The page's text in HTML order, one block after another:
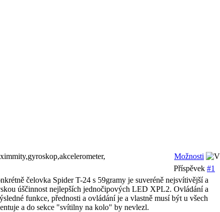
Možnosti
Příspěvek #1
čelovka Spider T-24 s 59gramy je suveréně nejsvítivější a
úščinnost nejlepších jednočipových LED XPL2. Ovládání a
funkce, přednosti a ovládání je a vlastně musí být u všech
a do sekce "svítilny na kolo" by nevlezl.